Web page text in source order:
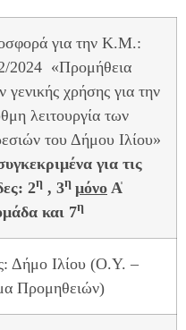
για την Κ.Μ.:
2024 «Προμήθεια
γενικής χρήσης για την
λειτουργία των
του Δήμου Ιλίου»
για τις
2η , 3η μόνο Α̍
και 7η
Δήμο Ιλίου (Ο.Υ. –
Προμηθειών)